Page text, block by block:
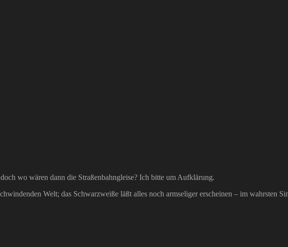
wo wären dann die Straßenbahngleise? Ich bitte um Aufklärung.
Welt; das Schwarzweiße läßt alles noch armseliger erscheinen – im wahrsten